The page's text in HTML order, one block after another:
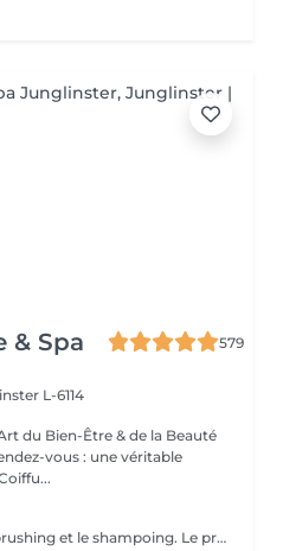
& Spa
579
L-6114
du Bien-Être & de la Beauté
vous : une véritable
Coiffu...
Le Forfait Brushing inclus le brushing et le shampoing. Le prix pourra varier en fonction de la longueur des cheveux. Pour tout renseignement complémentaire, n'hésitez pas à nous appeler.